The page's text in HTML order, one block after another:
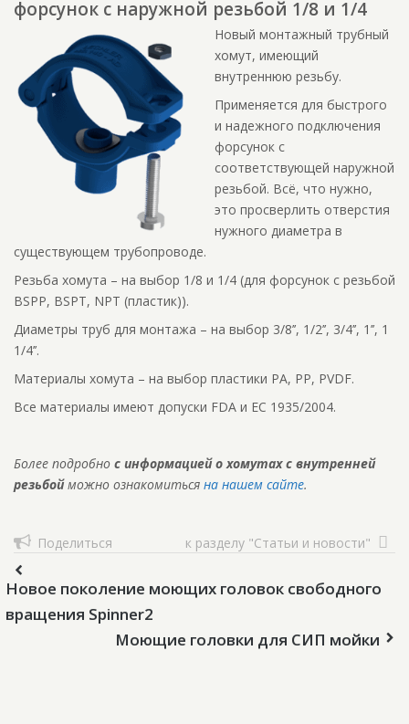
форсунок с наружной резьбой 1/8 и 1/4
Новый монтажный трубный
хомут, имеющий
внутреннюю резьбу.
Применяется для быстрого
и надежного подключения
форсунок с
соответствующей наружной
резьбой. Всё, что нужно,
это просверлить отверстия
нужного диаметра в
существующем трубопроводе.
Резьба хомута – на выбор 1/8 и 1/4 (для форсунок с резьбой
BSPP, BSPT, NPT (пластик)).
Диаметры труб для монтажа – на выбор 3/8’’, 1/2’’, 3/4’’, 1’’, 1
1/4’’.
Материалы хомута – на выбор пластики PA, PP, PVDF.
Все материалы имеют допуски FDA и EС 1935/2004.
Более подробно с информацией о хомутах с внутренней
резьбойможно ознакомиться на нашем сайте.
Поделиться к разделу "Статьи и новости"
Новое поколение моющих головок свободного
вращения Spinner2
Моющие головки для СИП мойки